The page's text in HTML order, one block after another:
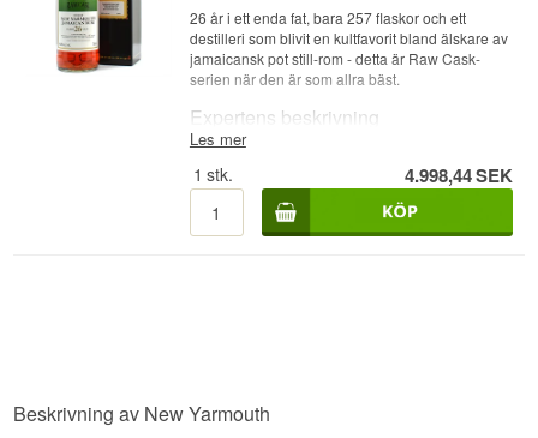
26 år i ett enda fat, bara 257 flaskor och ett
destilleri som blivit en kultfavorit bland älskare av
jamaicansk pot still-rom - detta är Raw Cask-
serien när den är som allra bäst.
Expertens beskrivning
är en Finest Jamaican Rom, destillerad 1994,
lagrad 26 år och buteljerad vid fatstyrka 66,8%.
Rommen kommer från det jamaicanska
sällsynt tillfälle att smaka ett enda, nästan tre
Les mer
1 stk. 4.998,44SEK
Beskrivning av New Yarmouth